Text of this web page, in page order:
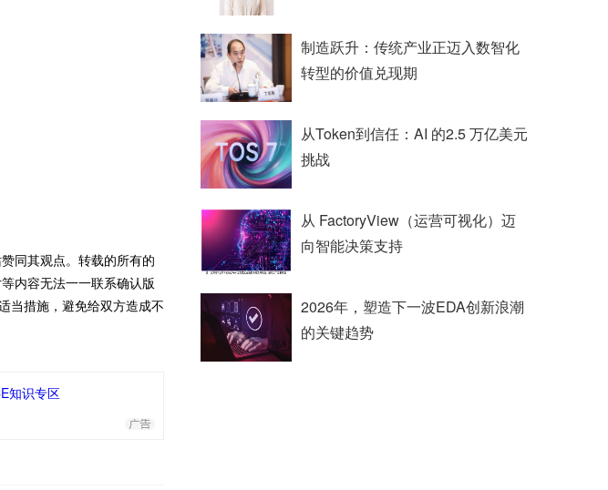
同其观点。转载的所有的
内容无法一一联系确认版
当措施，避免给双方造成不
知识专区
制造跃升：传统产业正迈入数智化
转型的价值兑现期
从Token到信任：AI 的2.5 万亿美元
挑战
从 FactoryView（运营可视化）迈
向智能决策支持
2026年，塑造下一波EDA创新浪潮
的关键趋势